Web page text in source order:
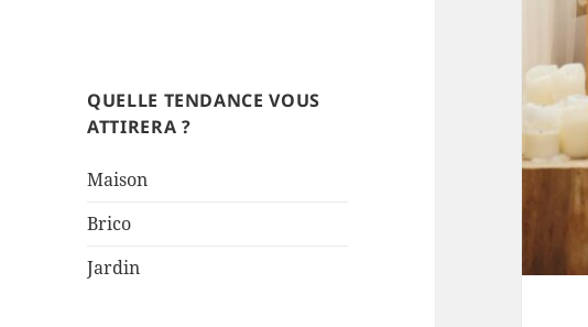
QUELLE TENDANCE VOUS
ATTIRERA ?
Maison
Brico
Jardin